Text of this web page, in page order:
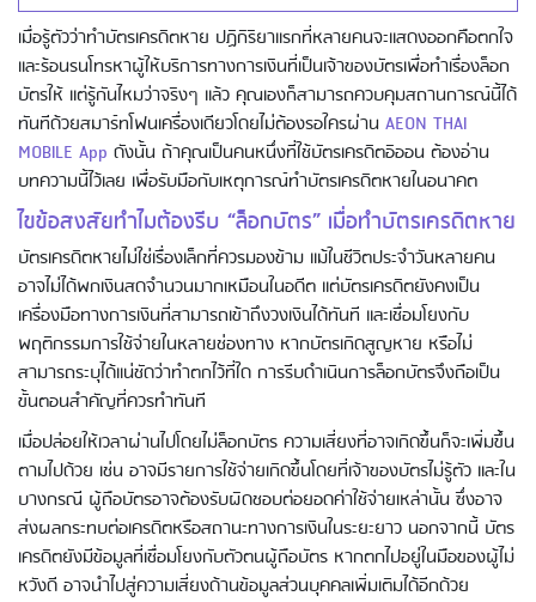
เมื่อรู้ตัวว่าทำบัตรเครดิตหาย ปฏิกิริยาแรกที่หลายคนจะแสดงออกคือตกใจ
และร้อนรนโทรหาผู้ให้บริการทางการเงินที่เป็นเจ้าของบัตรเพื่อทำเรื่องล็อก
บัตรให้ แต่รู้กันไหมว่าจริงๆ แล้ว คุณเองก็สามารถควบคุมสถานการณ์นี้ได้
ทันทีด้วยสมาร์ทโฟนเครื่องเดียวโดยไม่ต้องรอใครผ่าน AEON THAI
MOBILE App ดังนั้น ถ้าคุณเป็นคนหนึ่งที่ใช้บัตรเครดิตอิออน ต้องอ่าน
บทความนี้ไว้เลย เพื่อรับมือกับเหตุการณ์ทำบัตรเครดิตหายในอนาคต
ไขข้อสงสัยทำไมต้องรีบ “ล็อกบัตร” เมื่อทำบัตรเครดิตหาย
บัตรเครดิตหายไม่ใช่เรื่องเล็กที่ควรมองข้าม แม้ในชีวิตประจำวันหลายคน
อาจไม่ได้พกเงินสดจำนวนมากเหมือนในอดีต แต่บัตรเครดิตยังคงเป็น
เครื่องมือทางการเงินที่สามารถเข้าถึงวงเงินได้ทันที และเชื่อมโยงกับ
พฤติกรรมการใช้จ่ายในหลายช่องทาง หากบัตรเกิดสูญหาย หรือไม่
สามารถระบุได้แน่ชัดว่าทำตกไว้ที่ใด การรีบดำเนินการล็อกบัตรจึงถือเป็น
ขั้นตอนสำคัญที่ควรทำทันที
เมื่อปล่อยให้เวลาผ่านไปโดยไม่ล็อกบัตร ความเสี่ยงที่อาจเกิดขึ้นก็จะเพิ่มขึ้น
ตามไปด้วย เช่น อาจมีรายการใช้จ่ายเกิดขึ้นโดยที่เจ้าของบัตรไม่รู้ตัว และใน
บางกรณี ผู้ถือบัตรอาจต้องรับผิดชอบต่อยอดค่าใช้จ่ายเหล่านั้น ซึ่งอาจ
ส่งผลกระทบต่อเครดิตหรือสถานะทางการเงินในระยะยาว นอกจากนี้ บัตร
เครดิตยังมีข้อมูลที่เชื่อมโยงกับตัวตนผู้ถือบัตร หากตกไปอยู่ในมือของผู้ไม่
หวังดี อาจนำไปสู่ความเสี่ยงด้านข้อมูลส่วนบุคคลเพิ่มเติมได้อีกด้วย